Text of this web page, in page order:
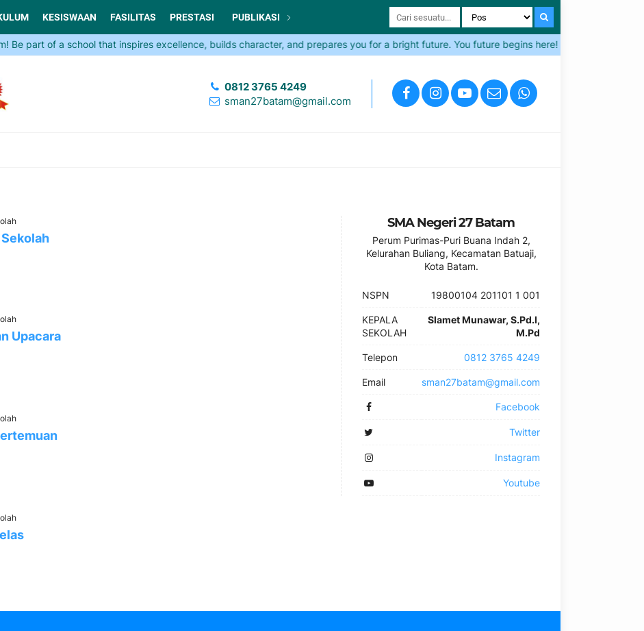
KESISWAAN FASILITAS PRESTASI PUBLIKASI
part of a school that inspires excellence, builds character, and prepares you for a bright future. You future begins here!
0812 3765 4249
sman27batam@gmail.com
Upacara
SMA Negeri 27 Batam
Perum Purimas-Puri Buana Indah 2,
Kelurahan Buliang, Kecamatan Batuaji,
Kota Batam.
NSPN 19800104 201101 1 001
KEPALA
SEKOLAH
Slamet Munawar, S.Pd.I,
M.Pd
Telepon 0812 3765 4249
Email sman27batam@gmail.com
Facebook
Twitter
Instagram
Youtube